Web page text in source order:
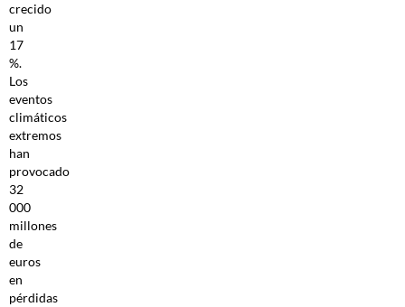
crecido
un
17
%.
Los
eventos
climáticos
extremos
han
provocado
32
000
millones
de
euros
en
pérdidas